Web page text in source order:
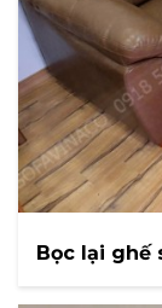
Bọc lại ghế